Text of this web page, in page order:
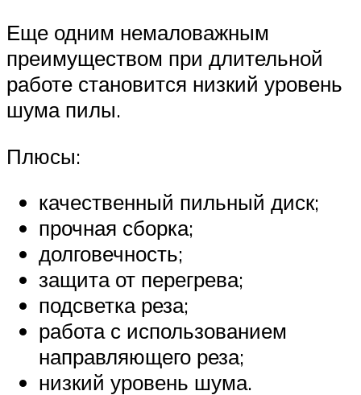
Еще одним немаловажным
преимуществом при длительной
работе становится низкий уровень
шума пилы.
Плюсы:
качественный пильный диск;
прочная сборка;
долговечность;
защита от перегрева;
подсветка реза;
работа с использованием
направляющего реза;
низкий уровень шума.